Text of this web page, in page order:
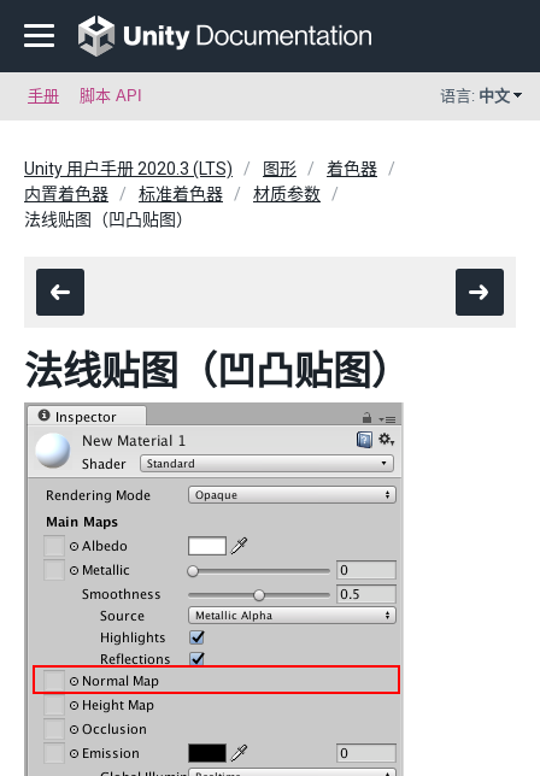
手册 脚本 API 语言: 中文
Unity 用户手册 2020.3 (LTS) 图形
着色器
内置着色器
标准着色器
材质参数
法线贴图（凹凸贴图）
法线贴图（凹凸贴图）